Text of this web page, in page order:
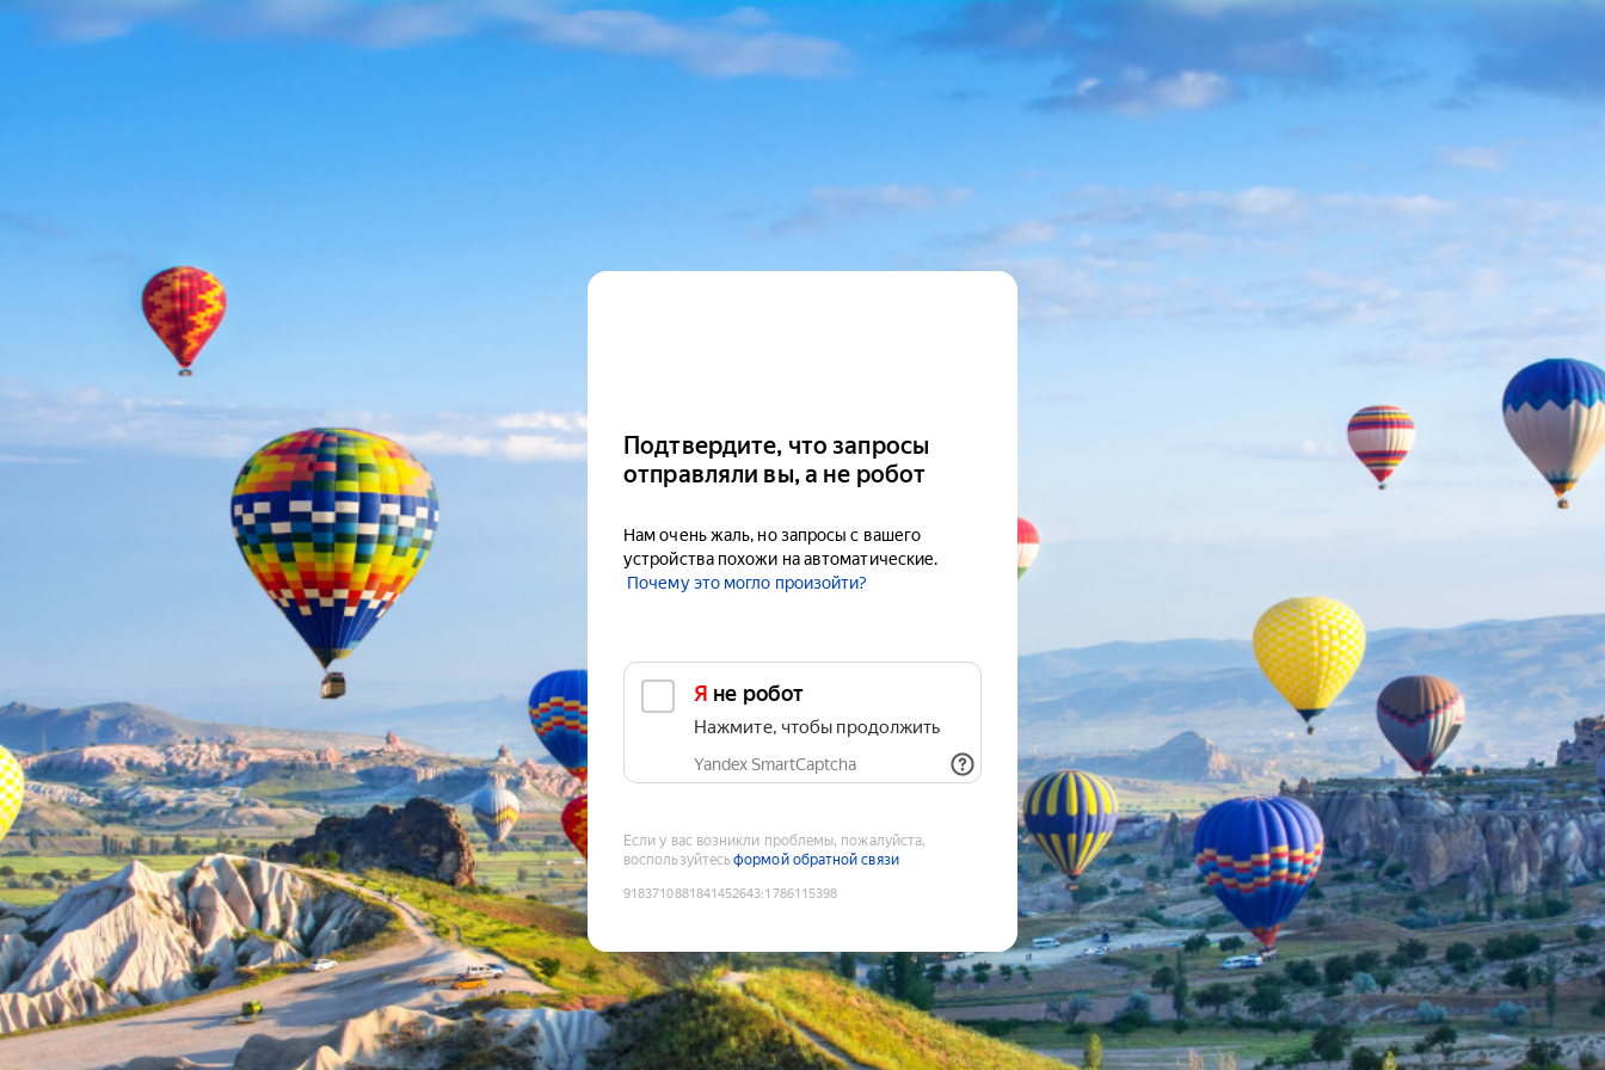
Подтвердите, что запросы
отправляли вы, а не робот
Нам очень жаль, но запросы с вашего
устройства похожи на автоматические.
Почему это могло произойти?
Я не робот
Нажмите, чтобы продолжить
Yandex SmartCaptcha
Если у вас возникли проблемы, пожалуйста,
воспользуйтесьформой обратной связи
9183710881841452643:1786115398